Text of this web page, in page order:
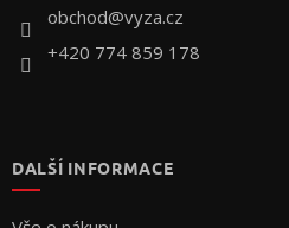
obchod@vyza.cz
+420 774 859 178
DALŠÍ INFORMACE